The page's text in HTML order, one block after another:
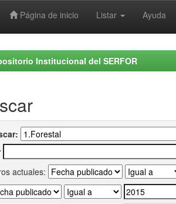
Página de inicio Listar Ayuda
Institucional del SERFOR
actuales: